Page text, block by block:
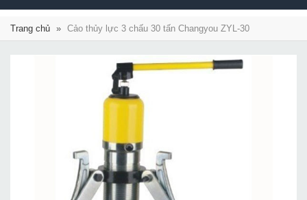
NAVIGATION
Trang chủ » Cảo thủy lực 3 chấu 30 tấn Changyou ZYL-30